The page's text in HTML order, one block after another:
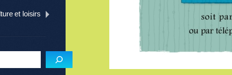
et loisirs